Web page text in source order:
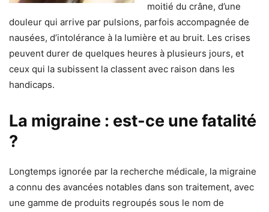
moitié du crâne, d’une
douleur qui arrive par pulsions, parfois accompagnée de
nausées, d’intolérance à la lumière et au bruit. Les crises
peuvent durer de quelques heures à plusieurs jours, et
ceux qui la subissent la classent avec raison dans les
handicaps.
La migraine : est-ce une fatalité
?
Longtemps ignorée par la recherche médicale, la migraine
a connu des avancées notables dans son traitement, avec
une gamme de produits regroupés sous le nom de